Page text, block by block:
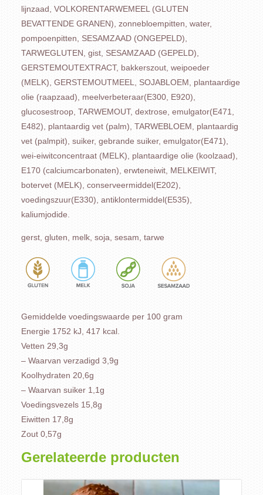
lijnzaad, VOLKORENTARWEMEEL (GLUTEN
BEVATTENDE GRANEN), zonnebloempitten, water,
pompoenpitten, SESAMZAAD (ONGEPELD),
TARWEGLUTEN, gist, SESAMZAAD (GEPELD),
GERSTEMOUTEXTRACT, bakkerszout, weipoeder
(MELK), GERSTEMOUTMEEL, SOJABLOEM, plantaardige
olie (raapzaad), meelverbeteraar(E300, E920),
glucosestroop, TARWEMOUT, dextrose, emulgator(E471,
E482), plantaardig vet (palm), TARWEBLOEM, plantaardig
vet (palmpit), suiker, gebrande suiker, emulgator(E471),
wei-eiwitconcentraat (MELK), plantaardige olie (koolzaad),
E170 (calciumcarbonaten), erwteneiwit, MELKEIWIT,
botervet (MELK), conserveermiddel(E202),
voedingszuur(E330), antiklontermiddel(E535),
kaliumjodide.
gerst, gluten, melk, soja, sesam, tarwe
Gemiddelde voedingswaarde per 100 gram
Energie 1752 kJ, 417 kcal.
Vetten 29,3g
– Waarvan verzadigd 3,9g
Koolhydraten 20,6g
– Waarvan suiker 1,1g
Voedingsvezels 15,8g
Eiwitten 17,8g
Zout 0,57g
Gerelateerde producten